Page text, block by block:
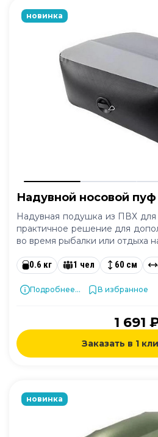
новинка
Надувной носовой пуф
Надувная подушка из ПВХ
практичное решение для
во время рыбалки или отдыха
0.6 кг 1 чел 60 см
Подробнее... В избранное
1 691
Заказать в 1
новинка